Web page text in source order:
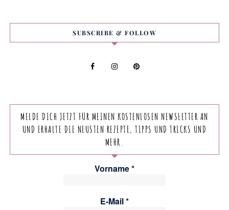
SUBSCRIBE & FOLLOW
MELDE DICH JETZT FÜR MEINEN KOSTENLOSEN NEWSLETTER AN
UND ERHALTE DIE NEUSTEN REZEPTE, TIPPS UND TRICKS UND
MEHR.
Vorname*
E-Mail*